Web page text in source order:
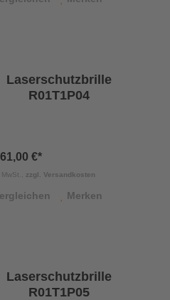
Laserschutzbrille
R01T1P04
€*
zzgl. Versandkosten
Merken
Laserschutzbrille
R01T1P05